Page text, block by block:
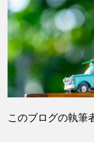
このブログの執筆